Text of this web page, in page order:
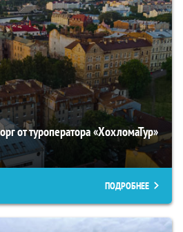
от туроператора «ХохломаТур»
ПОДРОБНЕЕ